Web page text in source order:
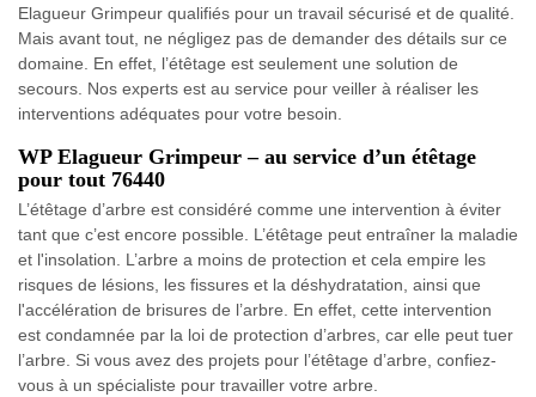
Elagueur Grimpeur qualifiés pour un travail sécurisé et de qualité.
Mais avant tout, ne négligez pas de demander des détails sur ce
domaine. En effet, l’étêtage est seulement une solution de
secours. Nos experts est au service pour veiller à réaliser les
interventions adéquates pour votre besoin.
WP Elagueur Grimpeur – au service d’un étêtage
pour tout 76440
L’étêtage d’arbre est considéré comme une intervention à éviter
tant que c’est encore possible. L’étêtage peut entraîner la maladie
et l'insolation. L’arbre a moins de protection et cela empire les
risques de lésions, les fissures et la déshydratation, ainsi que
l'accélération de brisures de l’arbre. En effet, cette intervention
est condamnée par la loi de protection d’arbres, car elle peut tuer
l’arbre. Si vous avez des projets pour l’étêtage d’arbre, confiez-
vous à un spécialiste pour travailler votre arbre.